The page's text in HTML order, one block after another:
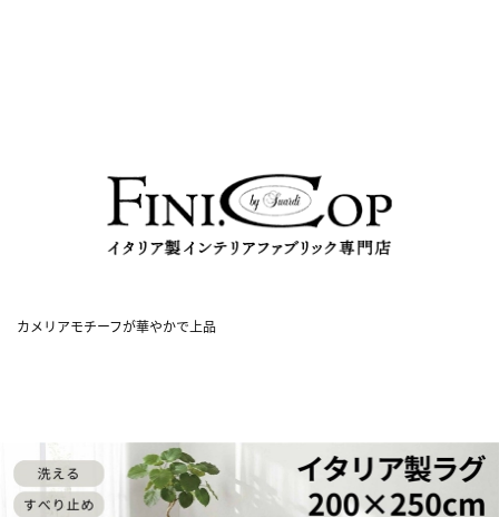
カメリアモチーフが華やかで上品